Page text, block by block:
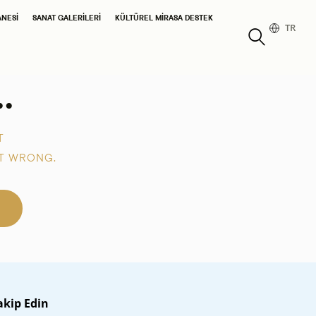
SANAT GALERILERI KÜLTÜREL MIRASA DESTEK
TR
WRONG.
Edin